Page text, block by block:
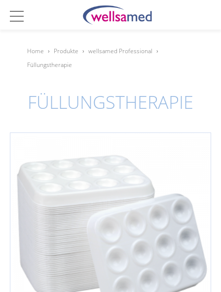
Home › Produkte › wellsamed Professional ›
Füllungstherapie
FÜLLUNGSTHERAPIE